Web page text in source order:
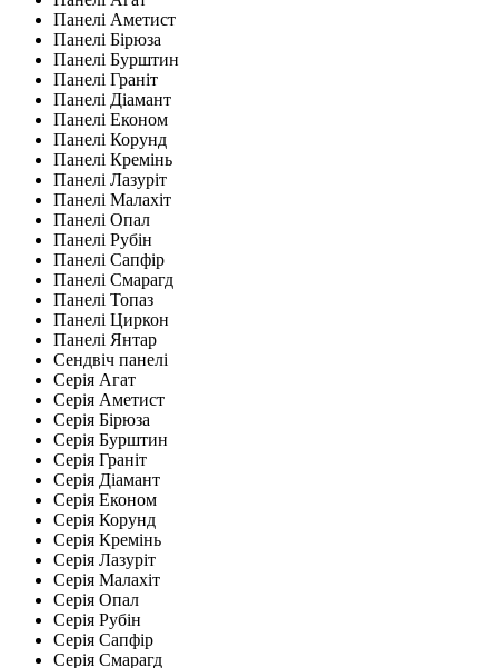
Панелі Аметист
Панелі Бірюза
Панелі Бурштин
Панелі Граніт
Панелі Діамант
Панелі Економ
Панелі Корунд
Панелі Кремінь
Панелі Лазуріт
Панелі Малахіт
Панелі Опал
Панелі Рубін
Панелі Сапфір
Панелі Смарагд
Панелі Топаз
Панелі Циркон
Панелі Янтар
Сендвіч панелі
Серія Агат
Серія Аметист
Серія Бірюза
Серія Бурштин
Серія Граніт
Серія Діамант
Серія Економ
Серія Корунд
Серія Кремінь
Серія Лазуріт
Серія Малахіт
Серія Опал
Серія Рубін
Серія Сапфір
Серія Смарагд